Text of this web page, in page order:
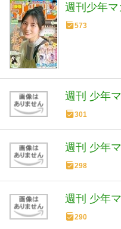
週刊少年
573
週刊 少年
301
週刊 少年
298
週刊 少年
290